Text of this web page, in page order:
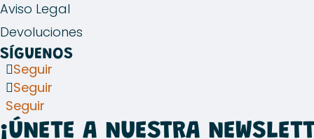
Aviso Legal
Devoluciones
SÍGUENOS
Seguir
Seguir
Seguir
¡ÚNETE A NUESTRA